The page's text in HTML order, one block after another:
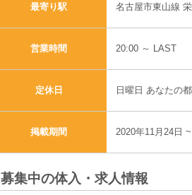
最寄り駅 名古屋市東山線
営業時間 20:00 ～ LAST
定休日 日曜日 あなたの
掲載期間 2020年11月24日
募集中の体入・求人情報